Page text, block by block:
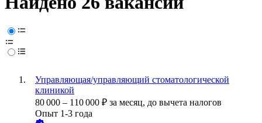
Управляющая/управляющий стоматологической
клиникой
80 000 – 110 000 ₽ за месяц, до вычета налогов
Опыт 1-3 года